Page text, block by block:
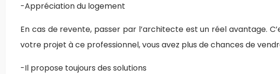
-Appréciation du logement
En cas de revente, passer par l’architecte est un réel avantage.
votre projet à ce professionnel, vous avez plus de chances de
-Il propose toujours des solutions